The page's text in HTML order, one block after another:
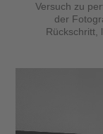
Versuch zu
der
Rückschritt,